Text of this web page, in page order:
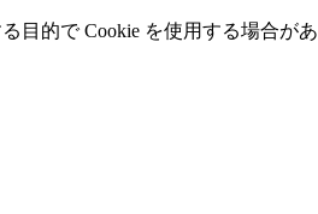
⽬的で Cookie を使⽤する場合があ